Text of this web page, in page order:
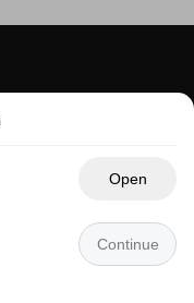
by Ahmednet.info
Open
Continue